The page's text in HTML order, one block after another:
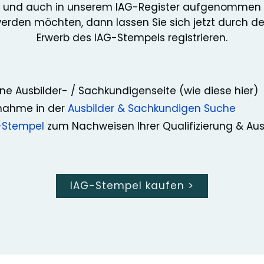
und auch in unserem IAG-Register aufgenommen
möchten, dann lassen Sie sich jetzt durch
Erwerb des IAG-Stempels registrieren.
Ausbilder- / Sachkundigenseite (wie diese hier)
in der Ausbilder & Sachkundigen Suche
zum Nachweisen Ihrer Qualifizierung &
IAG-Stempel kaufen >